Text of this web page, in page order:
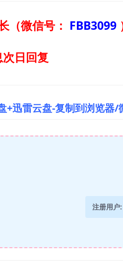
（微信号： FBB3099
次日回复
迅雷云盘-复制到浏览器/
注册用户: